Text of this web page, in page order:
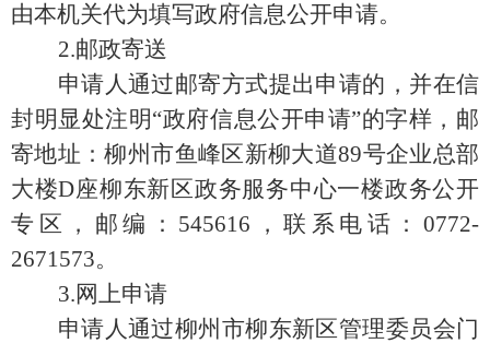
由本机关代为填写政府信息公开申请。
2.邮政寄送
申请人通过邮寄方式提出申请的，并在信
封明显处注明“政府信息公开申请”的字样，邮
寄地址：柳州市鱼峰区新柳大道89号企业总部
大楼D座柳东新区政务服务中心一楼政务公开
专区，邮编：545616，联系电话：0772-
2671573。
3.网上申请
申请人通过柳州市柳东新区管理委员会门